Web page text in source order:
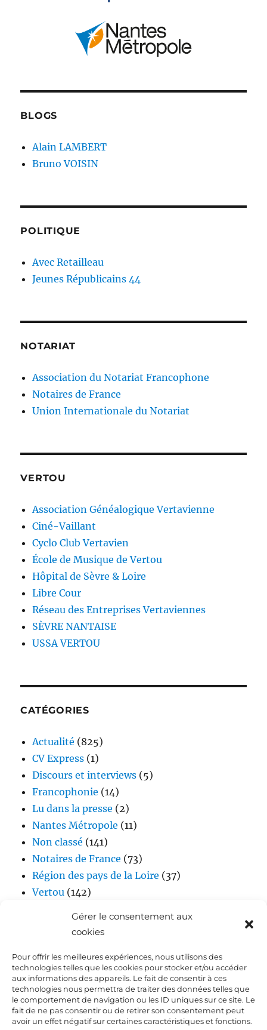
Gérer le consentement aux
cookies
Pour offrir les meilleures expériences, nous utilisons des
technologies telles que les cookies pour stocker et/ou accéder
aux informations des appareils. Le fait de consentir à ces
technologies nous permettra de traiter des données telles que
le comportement de navigation ou les ID uniques sur ce site. Le
fait de ne pas consentir ou de retirer son consentement peut
avoir un effet négatif sur certaines caractéristiques et fonctions.
BLOGS
Alain LAMBERT
Bruno VOISIN
POLITIQUE
Avec Retailleau
Jeunes Républicains 44
NOTARIAT
Association du Notariat Francophone
Notaires de France
Union Internationale du Notariat
VERTOU
Association Généalogique Vertavienne
Ciné-Vaillant
Cyclo Club Vertavien
École de Musique de Vertou
Hôpital de Sèvre & Loire
Libre Cour
Réseau des Entreprises Vertaviennes
SÈVRE NANTAISE
USSA VERTOU
CATÉGORIES
Actualité (825)
CV Express (1)
Discours et interviews (5)
Francophonie (14)
Lu dans la presse (2)
Nantes Métropole (11)
Non classé (141)
Notaires de France (73)
Région des pays de la Loire (37)
Vertou (142)
Accueil